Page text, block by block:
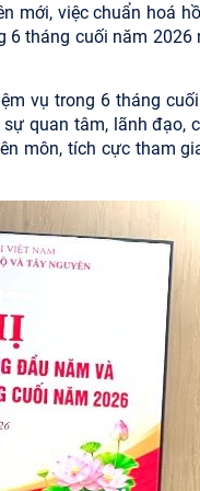
mới, việc chuẩn hoá
6 tháng cuối năm
vụ trong 6 tháng
quan tâm, lãnh đạo,
môn, tích cực tham